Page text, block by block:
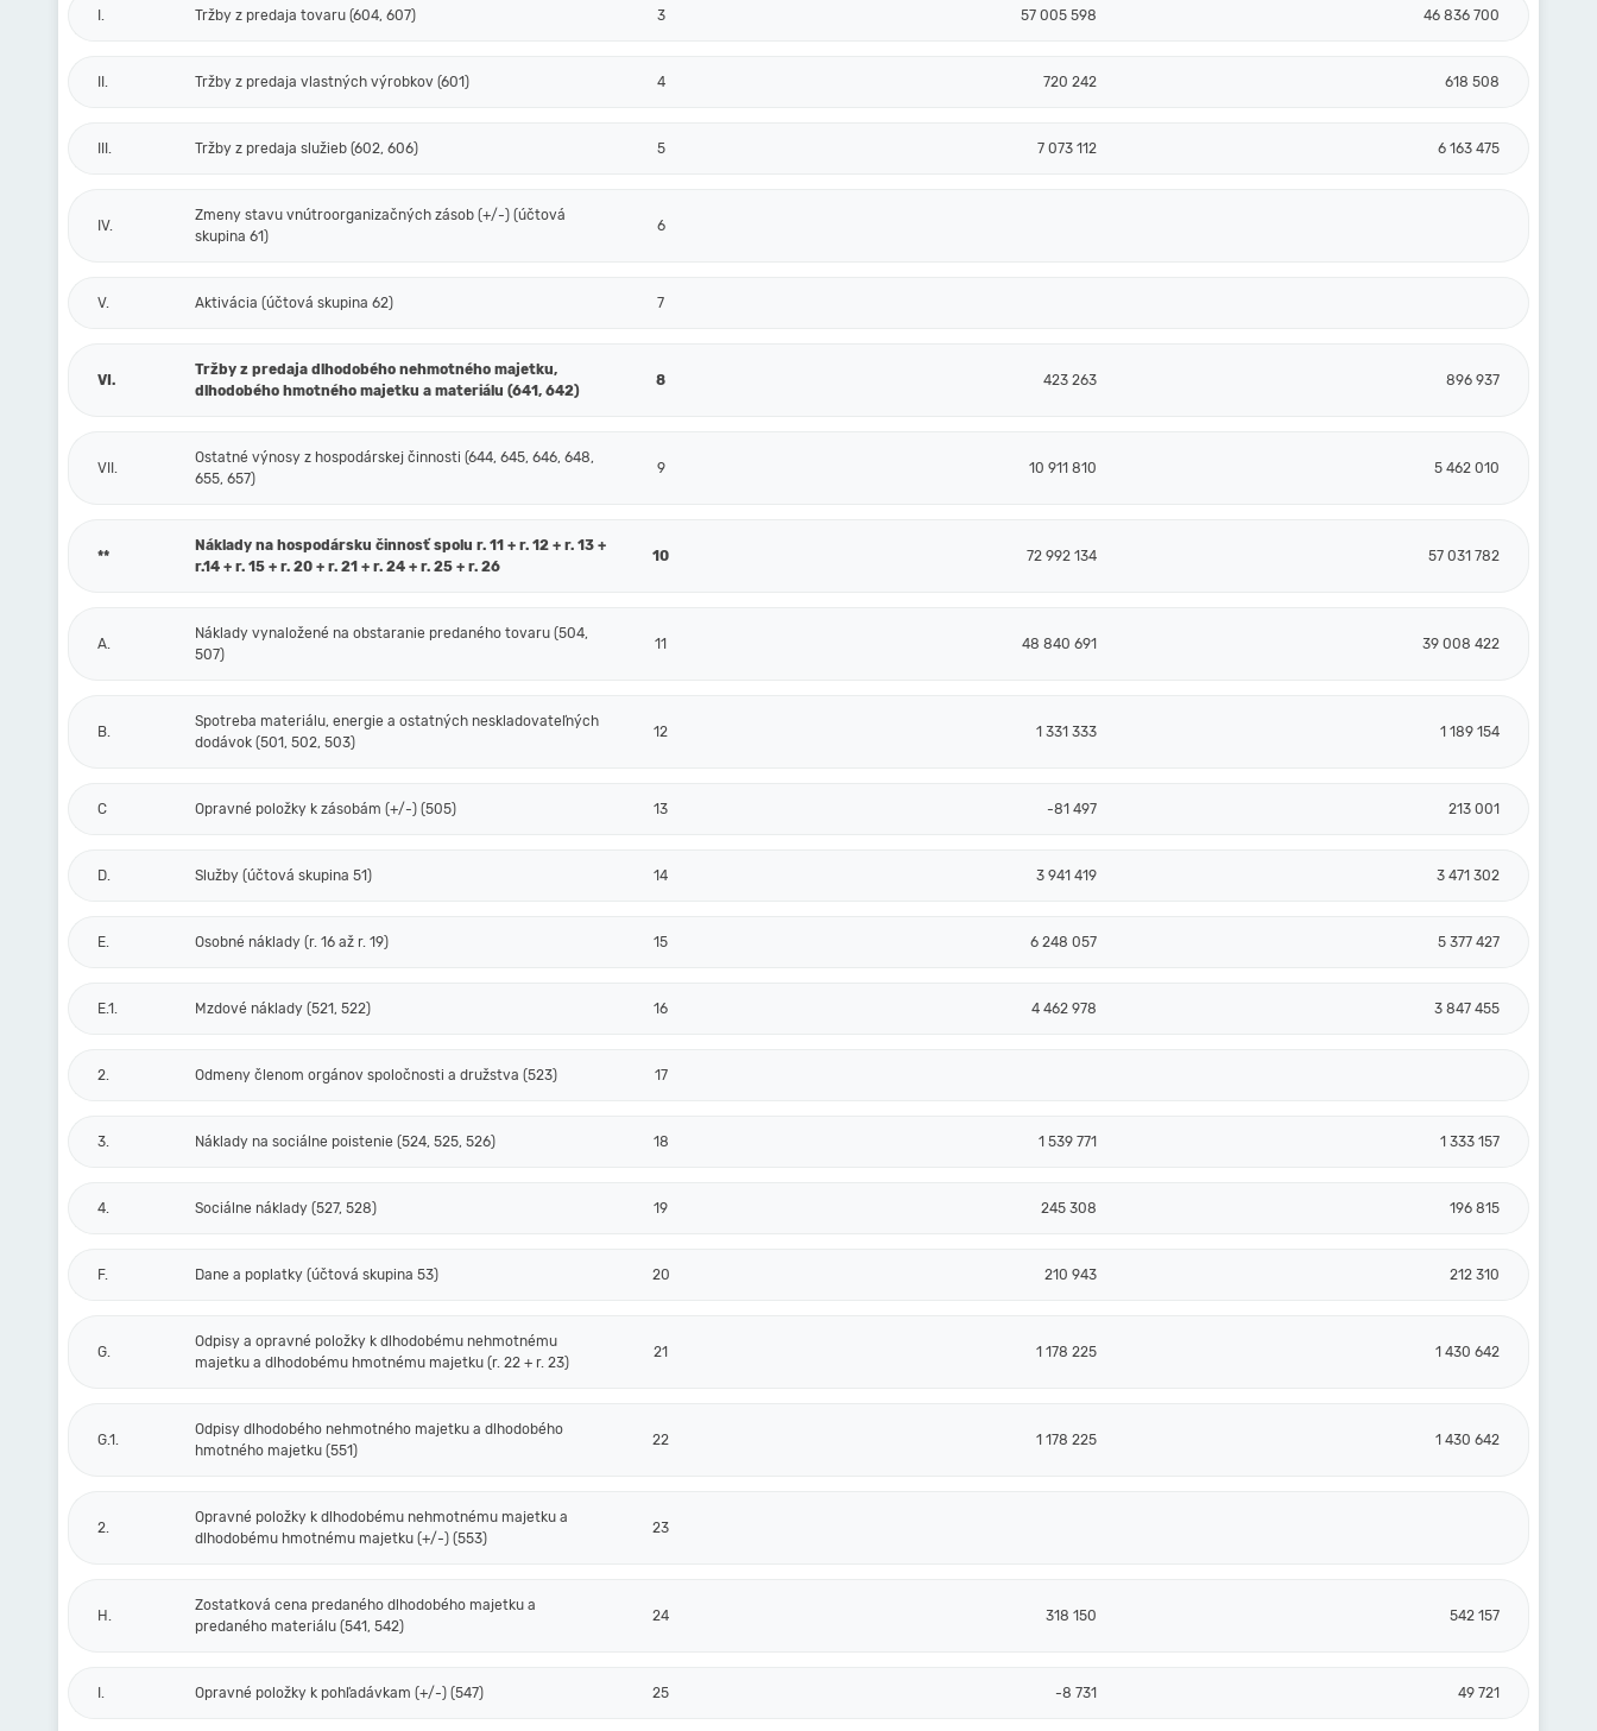
I. Tržby z predaja tovaru (604, 607) 3 57 005 598 46 836 700
II. Tržby z predaja vlastných výrobkov (601) 4 720 242 618 508
III. Tržby z predaja služieb (602, 606) 5 7 073 112 6 163 475
IV.
Zmeny stavu vnútroorganizačných zásob (+/-) (účtová
skupina 61)
6
V. Aktivácia (účtová skupina 62) 7
VI.
Tržby z predaja dlhodobého nehmotného majetku,
dlhodobého hmotného majetku a materiálu (641, 642)
8 423 263 896 937
VII.
Ostatné výnosy z hospodárskej činnosti (644, 645, 646, 648,
655, 657)
9 10 911 810 5 462 010
**
Náklady na hospodársku činnosť spolu r. 11 + r. 12 + r. 13 +
r.14 + r. 15 + r. 20 + r. 21 + r. 24 + r. 25 + r. 26
10 72 992 134 57 031 782
A.
Náklady vynaložené na obstaranie predaného tovaru (504,
507)
11 48 840 691 39 008 422
B.
Spotreba materiálu, energie a ostatných neskladovateľných
dodávok (501, 502, 503)
12 1 331 333 1 189 154
C Opravné položky k zásobám (+/-) (505) 13 -81 497 213 001
D. Služby (účtová skupina 51) 14 3 941 419 3 471 302
E. Osobné náklady (r. 16 až r. 19) 15 6 248 057 5 377 427
E.1. Mzdové náklady (521, 522) 16 4 462 978 3 847 455
2. Odmeny členom orgánov spoločnosti a družstva (523) 17
3. Náklady na sociálne poistenie (524, 525, 526) 18 1 539 771 1 333 157
4. Sociálne náklady (527, 528) 19 245 308 196 815
F. Dane a poplatky (účtová skupina 53) 20 210 943 212 310
G.
Odpisy a opravné položky k dlhodobému nehmotnému
majetku a dlhodobému hmotnému majetku (r. 22 + r. 23)
21 1 178 225 1 430 642
G.1.
Odpisy dlhodobého nehmotného majetku a dlhodobého
hmotného majetku (551)
22 1 178 225 1 430 642
2.
Opravné položky k dlhodobému nehmotnému majetku a
dlhodobému hmotnému majetku (+/-) (553)
23
H.
Zostatková cena predaného dlhodobého majetku a
predaného materiálu (541, 542)
24 318 150 542 157
I. Opravné položky k pohľadávkam (+/-) (547) 25 -8 731 49 721